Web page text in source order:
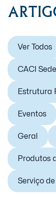
Ver Todos
CACI Sede
Estrutura
Eventos
Geral
Produtos
Serviço